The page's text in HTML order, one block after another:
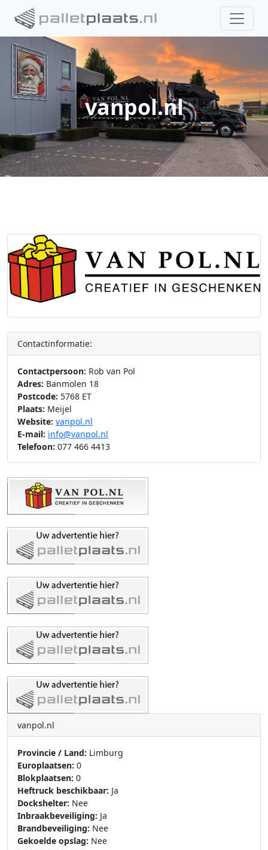
vanpol.nl
vanpol.nl
Provincie / Land: Limburg
Europlaatsen: 0
Blokplaatsen: 0
Heftruck beschikbaar: Ja
Dockshelter: Nee
Inbraakbeveiliging: Ja
Brandbeveiliging: Nee
Gekoelde opslag: Nee
Contactinformatie:
Contactpersoon: Rob van Pol
Adres: Banmolen 18
Postcode: 5768 ET
Plaats: Meijel
Website: vanpol.nl
E-mail: info@vanpol.nl
Telefoon: 077 466 4413